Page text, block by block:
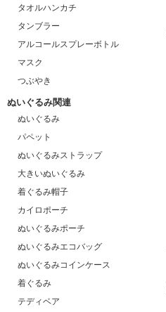
タオルハンカチ
タンブラー
アルコールスプレーボトル
マスク
つぶやき
ぬいぐるみ関連
ぬいぐるみ
パペット
ぬいぐるみストラップ
大きいぬいぐるみ
着ぐるみ帽子
カイロポーチ
ぬいぐるみポーチ
ぬいぐるみエコバッグ
ぬいぐるみコインケース
着ぐるみ
テディベア